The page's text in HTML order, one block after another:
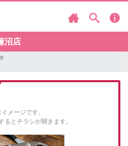
沼店
メージです。
るとチラシが開きます。